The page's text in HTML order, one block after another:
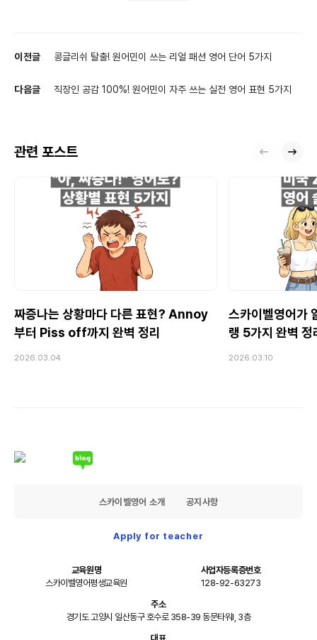
이전글 콩글리쉬 탈출! 원어민이 쓰는 리얼 패션 영어 단어 5가지
다음글 직장인 공감 100%! 원어민이 자주 쓰는 실전 영어 표현 5가지
관련 포스트
짜증나는 상황마다 다른 표현? Annoy
부터 Piss off까지 완벽 정리
2026.03.04
스카이벨영어가
랭 5가지 완벽 정
2026.03.10
스카이벨영어 소개 공지사항
Apply for teacher
교육원명
스카이벨영어평생교육원
사업자등록증번호
128-92-63273
주소
경기도 고양시 일산동구 호수로 358-39 동문타워I, 3층